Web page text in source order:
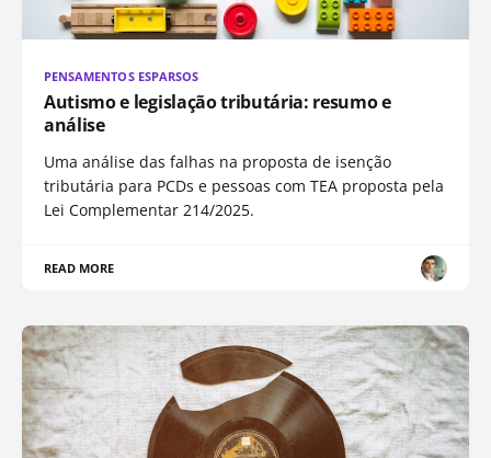
PENSAMENTOS ESPARSOS
Autismo e legislação tributária: resumo e
análise
Uma análise das falhas na proposta de isenção
tributária para PCDs e pessoas com TEA proposta pela
Lei Complementar 214/2025.
READ MORE